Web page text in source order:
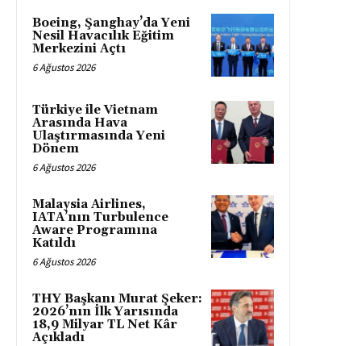
Boeing, Şanghay’da Yeni
Nesil Havacılık Eğitim
Merkezini Açtı
6 Ağustos 2026
Türkiye ile Vietnam
Arasında Hava
Ulaştırmasında Yeni
Dönem
6 Ağustos 2026
Malaysia Airlines,
IATA’nın Turbulence
Aware Programına
Katıldı
6 Ağustos 2026
THY Başkanı Murat Şeker:
2026’nın İlk Yarısında
18,9 Milyar TL Net Kâr
Açıkladı